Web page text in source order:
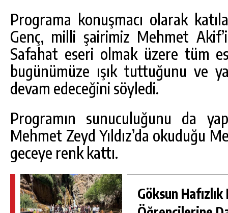
Programa konuşmacı olarak
Genç, milli şairimiz Mehmet
Safahat eseri olmak üzere tüm
bugünümüze ışık tuttuğunu ve
devam edeceğini söyledi.
Programın sunuculuğunu da
Mehmet Zeyd Yıldız’da okuduğu
geceye renk kattı.
Göksun Hafızlık